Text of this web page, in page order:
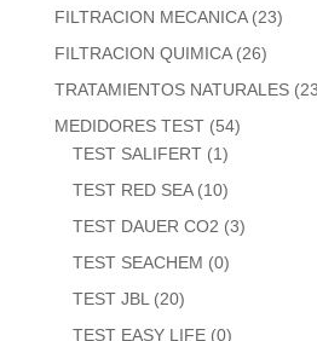
FILTRACION MECANICA (23)
FILTRACION QUIMICA (26)
TRATAMIENTOS NATURALES
MEDIDORES TEST (54)
TEST SALIFERT (1)
TEST RED SEA (10)
TEST DAUER CO2 (3)
TEST SEACHEM (0)
TEST JBL (20)
TEST EASY LIFE (0)